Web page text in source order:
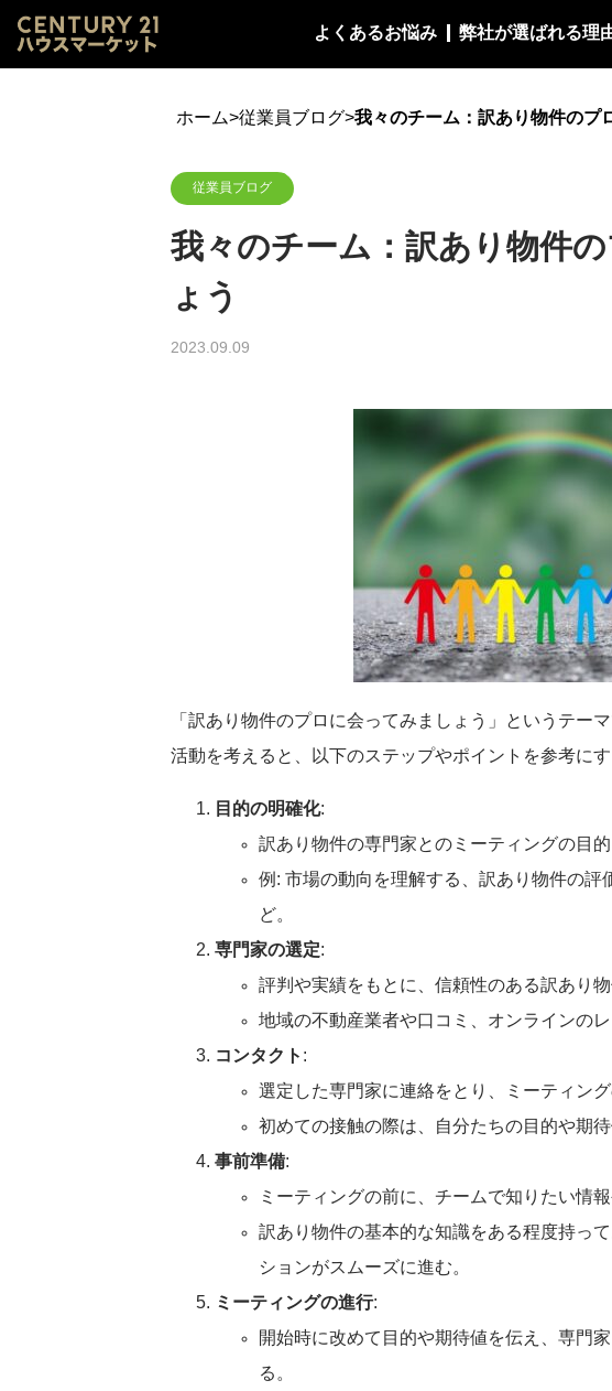
よくあるお悩み 弊社が選ばれる理
ホーム>従業員ブログ>我々のチーム：訳あり物件のプ
従業員ブログ
我々のチーム：訳あり物件
ょう
2023.09.09
「訳あり物件のプロに会ってみましょう」というテー
活動を考えると、以下のステップやポイントを参考にす
目的の明確化:
訳あり物件の専門家とのミーティングの目的
例: 市場の動向を理解する、訳あり物件の
ど。
専門家の選定:
評判や実績をもとに、信頼性のある訳あり
地域の不動産業者や口コミ、オンラインの
コンタクト :
選定した専門家に連絡をとり、ミーティング
初めての接触の際は、自分たちの目的や期
事前準備:
ミーティングの前に、チームで知りたい情
訳あり物件の基本的な知識をある程度持っ
ションがスムーズに進む。
ミーティングの進行:
開始時に改めて目的や期待値を伝え、専門
る。